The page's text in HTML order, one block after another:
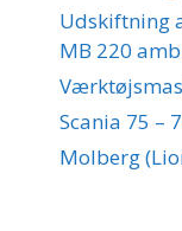
Udskiftning
MB 220
Scania 75 –
Molberg